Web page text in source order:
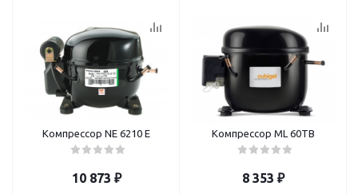
Компрессор NE 6210 Е
10 873 ₽
Компрессор ML 60TB
8 353 ₽